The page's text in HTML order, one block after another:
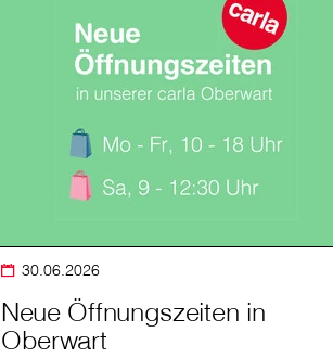
30.06.2026
Neue Öffnungszeiten in
Oberwart